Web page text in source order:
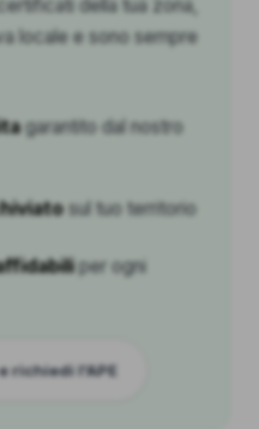
della tua zona,
locale e sono sempre
garantito dal nostro
sul tuo territorio
per ogni
richiedi l'APE